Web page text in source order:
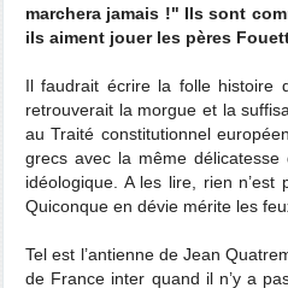
marchera jamais !" Ils sont
ils aiment jouer les pères
Il faudrait écrire la folle histoire
retrouverait la morgue et la
au Traité constitutionnel
grecs avec la même
idéologique. A les lire, rien
Quiconque en dévie mérite les
Tel est l’antienne de Jean
de France inter quand il n’y a